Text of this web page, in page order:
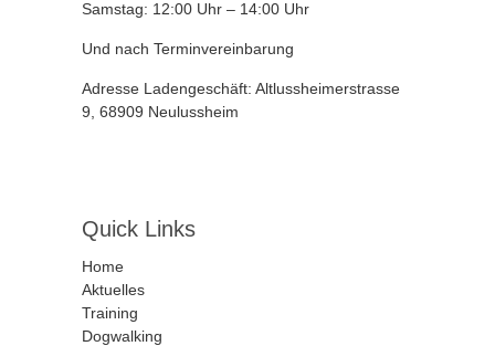
Samstag: 12:00 Uhr – 14:00 Uhr
Und nach Terminvereinbarung
Adresse Ladengeschäft: Altlussheimerstrasse
9, 68909 Neulussheim
Quick Links
Home
Aktuelles
Training
Dogwalking